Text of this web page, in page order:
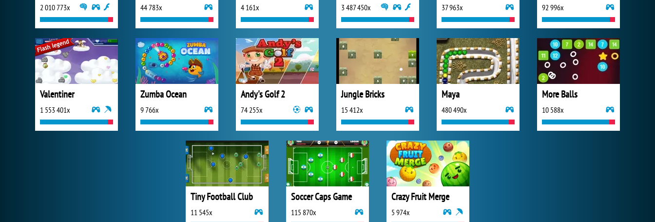
2 010 773x 44 783x 4 161x 3 487 450x 37 963x 92 996x
Valentiner
1 553 401x
Zumba Ocean
9 766x
Andy's Golf 2
74 255x
Jungle Bricks
15 412x
Maya
480 490x
More Balls
10 588x
Tiny Football Club
11 545x
Soccer Caps Game
115 870x
Crazy Fruit Merge
5 974x